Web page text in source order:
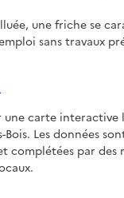
une friche se
sans travaux
carte interactive
Les données
complétées par des